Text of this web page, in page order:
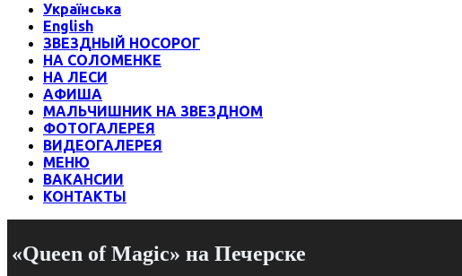
Українська
English
ЗВЕЗДНЫЙ НОСОРОГ
НА СОЛОМЕНКЕ
НА ЛЕСИ
АФИША
МАЛЬЧИШНИК НА ЗВЕЗДНОМ
ФОТОГАЛЕРЕЯ
ВИДЕОГАЛЕРЕЯ
МЕНЮ
ВАКАНСИИ
КОНТАКТЫ
«Queen of Magic» на Печерске